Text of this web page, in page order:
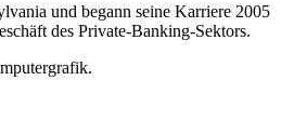
und begann seine Karriere 2005
des Private-Banking-Sektors.